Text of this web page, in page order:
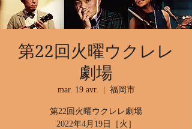
第22回火曜ウクレレ
劇場
mar. 19 avr. 福岡市
第22回火曜ウクレレ劇場
2022年4月19日［火］